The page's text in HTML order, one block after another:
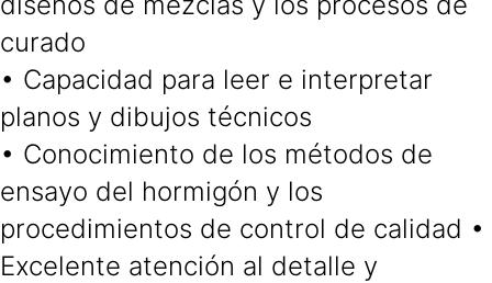
curado
• Capacidad para leer e interpretar
planos y dibujos técnicos
• Conocimiento de los métodos de
ensayo del hormigón y los
procedimientos de control de calidad •
Excelente atención al detalle y